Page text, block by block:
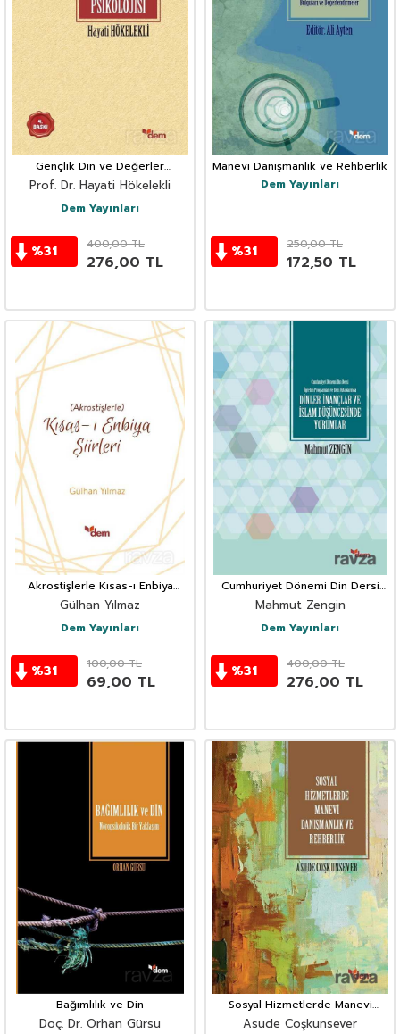
Gençlik Din ve Değerler
Psikolojisi
Prof. Dr. Hayati Hökelekli
Dem Yayınları
%31 400,00TL
276,00 TL
Manevi Danışmanlık ve Rehberlik
Dem Yayınları
%31 250,00TL
172,50 TL
Akrostişlerle Kısas-ı Enbiya
Şiirleri
Gülhan Yılmaz
Dem Yayınları
%31 100,00TL
69,00 TL
Cumhuriyet Dönemi Din Dersi
Öğretim Programları ve Ders
Kitaplarında Dinler, İnançlar ve
İslam Düşün
Mahmut Zengin
Dem Yayınları
%31 400,00TL
276,00 TL
Bağımlılık ve Din
Doç. Dr. Orhan Gürsu
Sosyal Hizmetlerde Manevi
Danışmanlık ve Rehberlik
Asude Coşkunsever